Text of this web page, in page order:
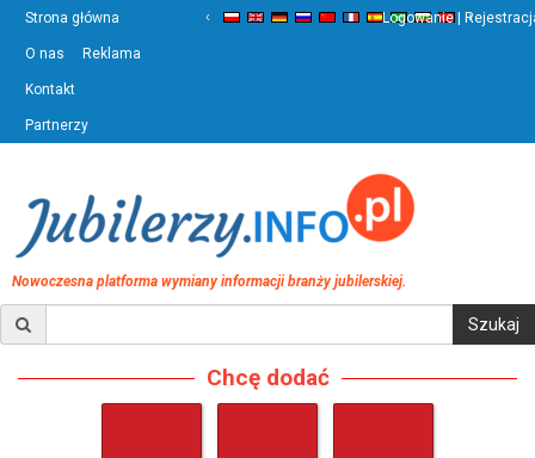
Strona główna
O nas Reklama
Kontakt
Partnerzy
‹ ›
Logowanie |
Nowoczesna platforma wymiany informacji branży jubilerskiej.
Chcę dodać